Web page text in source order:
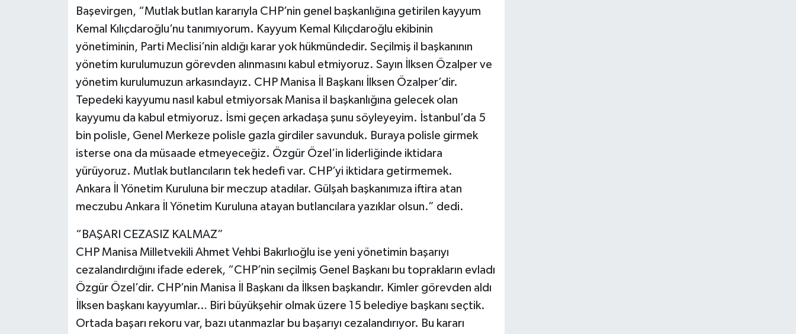
Başevirgen, “Mutlak butlan kararıyla CHP’nin genel başkanlığına getirilen kayyum
Kemal Kılıçdaroğlu’nu tanımıyorum. Kayyum Kemal Kılıçdaroğlu ekibinin
yönetiminin, Parti Meclisi’nin aldığı karar yok hükmündedir. Seçilmiş il başkanının
yönetim kurulumuzun görevden alınmasını kabul etmiyoruz. Sayın İlksen Özalper ve
yönetim kurulumuzun arkasındayız. CHP Manisa İl Başkanı İlksen Özalper’dir.
Tepedeki kayyumu nasıl kabul etmiyorsak Manisa il başkanlığına gelecek olan
kayyumu da kabul etmiyoruz. İsmi geçen arkadaşa şunu söyleyeyim. İstanbul’da 5
bin polisle, Genel Merkeze polisle gazla girdiler savunduk. Buraya polisle girmek
isterse ona da müsaade etmeyeceğiz. Özgür Özel’in liderliğinde iktidara
yürüyoruz. Mutlak butlancıların tek hedefi var. CHP’yi iktidara getirmemek.
Ankara İl Yönetim Kuruluna bir meczup atadılar. Gülşah başkanımıza iftira atan
meczubu Ankara İl Yönetim Kuruluna atayan butlancılara yazıklar olsun.” dedi.
“BAŞARI CEZASIZ KALMAZ”
CHP Manisa Milletvekili Ahmet Vehbi Bakırlıoğlu ise yeni yönetimin başarıyı
cezalandırdığını ifade ederek, “CHP’nin seçilmiş Genel Başkanı bu toprakların evladı
Özgür Özel’dir. CHP’nin Manisa İl Başkanı da İlksen başkandır. Kimler görevden aldı
İlksen başkanı kayyumlar… Biri büyükşehir olmak üzere 15 belediye başkanı seçtik.
Ortada başarı rekoru var, bazı utanmazlar bu başarıyı cezalandırıyor. Bu kararı